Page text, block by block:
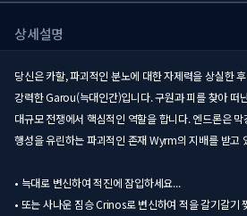
상세설명
당신은 카할, 파괴적인 분노에 대한 자제력을 상실한
강력한 Garou(늑대인간)입니다. 구원과 피를 찾아 떠
대규모 전쟁에서 핵심적인 역할을 합니다. 엔드론은
행성을 유린하는 파괴적인 존재 Wyrm의 지배를 받고
• 늑대로 변신하여 적진에 잠입하세요...
• 또는 사나운 짐승 Crinos로 변신하여 적을 갈기갈기